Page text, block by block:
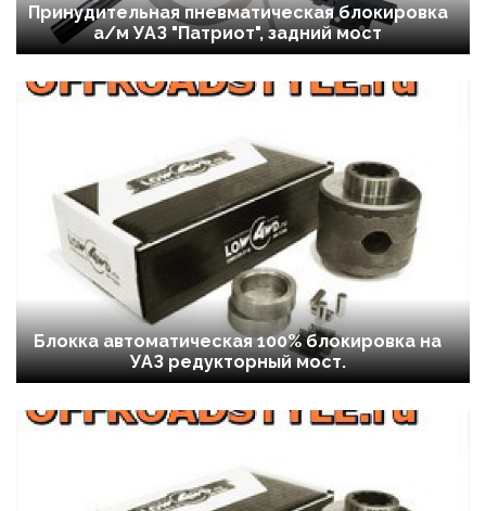
Принудительная пневматическая блокировка
а/м УАЗ "Патриот", задний мост
Блокка автоматическая 100% блокировка на
УАЗ редукторный мост.